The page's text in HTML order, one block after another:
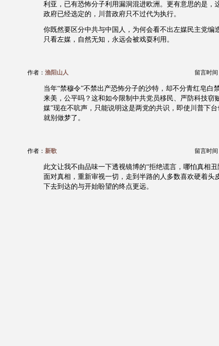
利亚，已有恐怖分子利用漏洞混进欧洲。更有意思的是，
政府已经选定的，川普政府只不过代为执行。
你既然要区分中共与中国人，为何会看不出左媒民主党编
只看左媒，自然无知，永远会被戏耍利用。
作者： 渔阳山人 留言时间
当年“禁穆令”不禁出产恐怖分子的沙特，却不分青红皂白
来美，公平吗？这和如今限制中共党员移民、严防科技窃
媒”现在不吭声，只能说明这是两党的共识，即使川普下
就别做梦了。
作者： 新歌 留言时间
此文让我不由品味一下透视镜博的“拒绝谎言，哪怕真相
面对真相，重新审视一切，走到半路的人多数喜欢硬着头
下去到达的与开始盼望的终点更远。